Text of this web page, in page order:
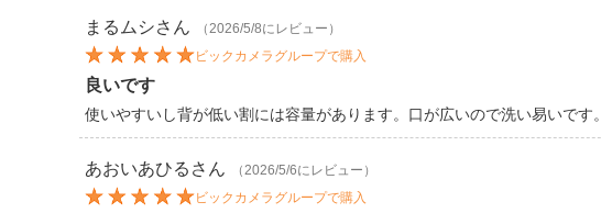
まるムシさん
（2026/5/8にレビュー）
ビックカメラグループで購入
良いです
使いやすいし背が低い割には容量があります。口が広いので洗い易いです。
あおいあひる さん
（2026/5/6にレビュー）
ビックカメラグループで購入